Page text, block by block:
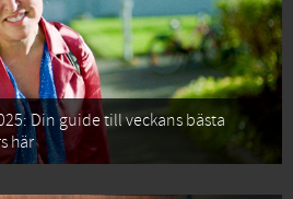
Din guide till veckans bästa
här